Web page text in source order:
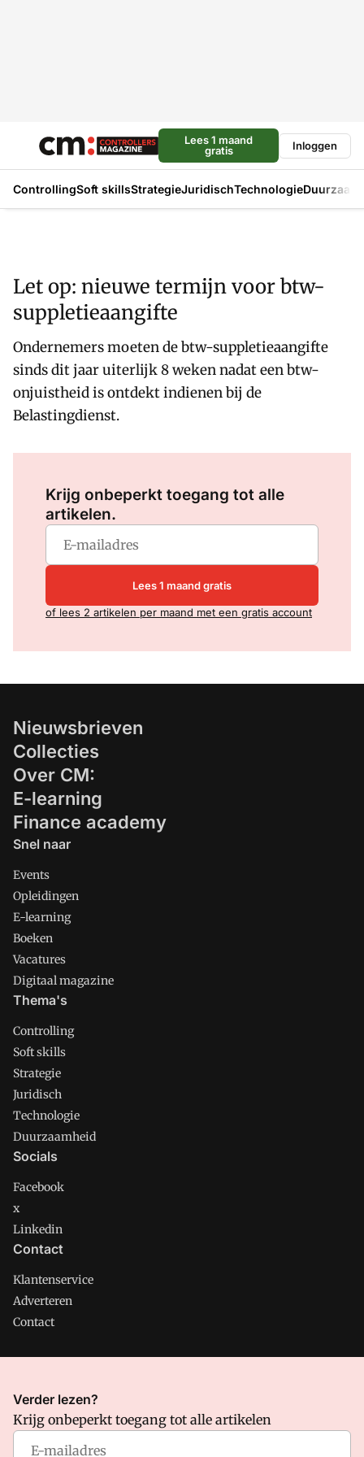
Lees 1 maand
gratis
Inloggen
ControllingSoft skillsStrategieJuridischTechnologie
Let op: nieuwe termijn voor btw-
suppletieaangifte
Ondernemers moeten de btw-suppletieaangifte
sinds dit jaar uiterlijk 8 weken nadat een btw-
onjuistheid is ontdekt indienen bij de
Belastingdienst.
Krijg onbeperkt toegang tot alle
artikelen.
Lees 1 maand gratis
of lees 2 artikelen per maand met een gratis account
Nieuwsbrieven
Collecties
Over CM:
E-learning
Finance academy
Snel naar
Events
Opleidingen
E-learning
Boeken
Vacatures
Digitaal magazine
Thema's
Controlling
Soft skills
Strategie
Juridisch
Technologie
Duurzaamheid
Socials
Facebook
x
Linkedin
Contact
Klantenservice
Adverteren
Contact
CMweb is onderdeel van VMN media. Lees in
waar VMN media voor staat. Op gebruik van deze site zijn de
volgende regelingen van toepassing:Algemene Voorwaarden
Privacy en Cookie beleid
Verder lezen?
Krijg onbeperkt toegang tot alle artikelen